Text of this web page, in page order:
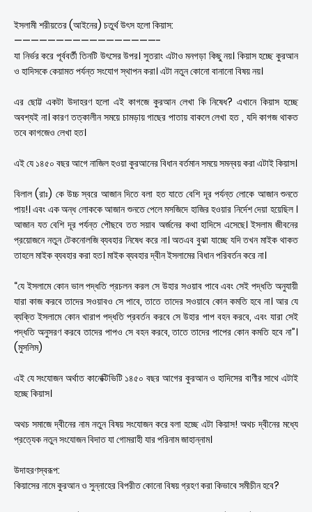
ইসলামী শরীয়তের (আইনের) চতুর্থ উৎস হলো কিয়াস:
—————————————————-
যা নির্ভর করে পূর্ববর্তী তিনটি উৎসের উপর। সুতরাং এটাও মনগড়া কিছু নয়। কিয়াস হচ্ছে কুরআন
ও হাদিসকে কেয়ামত পর্যন্ত সংযোগ স্থাপন করা। এটা নতুন কোনো বানানো বিষয় নয়।
এর ছোট্ট একটা উদাহরণ হলো এই কাগজে কুরআন লেখা কি নিষেধ? এখানে কিয়াস হচ্ছে
অবশ্যই না। কারণ তত্কালীন সময়ে চামড়ায় গাছের পাতায় বাকলে লেখা হত , যদি কাগজ থাকত
তবে কাগজেও লেখা হত।
এই যে ১৪৫০ বছর আগে নাজিল হওয়া কুরআনের বিধান বর্তমান সময়ে সমন্বয় করা এটাই কিয়াস।
বিলাল (রাঃ) কে উচ্চ স্বরে আজান দিতে বলা হত যাতে বেশি দূর পর্যন্ত লোকে আজান শুনতে
পায়!। এবং এক অন্ধ লোককে আজান শুনতে পেলে মসজিদে হাজির হওয়ার নির্দেশ দেয়া হয়েছিল ।
আজান যত বেশি দূর পর্যন্ত পৌছবে তত সয়াব অর্জনের কথা হাদিসে এসেছে। ইসলাম জীবনের
প্রয়োজনে নতুন টেকনোলজি ব্যবহার নিষেধ করে না। অতএব বুঝা যাচ্ছে যদি তখন মাইক থাকত
তাহলে মাইক ব্যবহার করা হত। মাইক ব্যবহার দ্বীন ইসলামের বিধান পরিবর্তন করে না।
“যে ইসলামে কোন ভাল পদ্ধতি প্রচলন করল সে উহার সওয়াব পাবে এবং সেই পদ্ধতি অনুযায়ী
যারা কাজ করবে তাদের সওয়াবও সে পাবে, তাতে তাদের সওয়াবে কোন কমতি হবে না। আর যে
ব্যক্তি ইসলামে কোন খারাপ পদ্ধতি প্রবর্তন করবে সে উহার পাপ বহন করবে, এবং যারা সেই
পদ্ধতি অনুসরণ করবে তাদের পাপও সে বহন করবে, তাতে তাদের পাপের কোন কমতি হবে না”।
(মুসলিম)
এই যে সংযোজন অর্থাত কানেক্টিভিটি ১৪৫০ বছর আগের কুরআন ও হাদিসের বাণীর সাথে এটাই
হচ্ছে কিয়াস।
অথচ সমাজে দ্বীনের নাম নতুন বিষয় সংযোজন করে বলা হচ্ছে এটা কিয়াস! অথচ দ্বীনের মধ্যে
প্রত্যেক নতুন সংযোজন বিদাত যা গোমরাহী যার পরিনাম জাহান্নাম।
উদাহরণস্বরূপ:
কিয়াসের নামে কুরআন ও সুন্নাহের বিপরীত কোনো বিষয় গ্রহণ করা কিভাবে সমীচীন হবে?